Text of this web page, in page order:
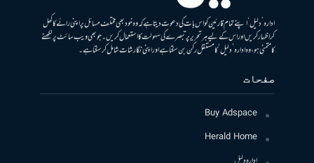
ادارہ ’دلیل‘ اپنے تمام قارئین کو اس بات کی دعوت دیتا ہے کہ وہ خود بھی مختلف مسائل پر اپنی رائے کا کھل
کر اظہار کریں اور اس کے لیے ہر تحریر پر تبصرے کی سہولت کا استعمال کریں۔ جو بھی ویب سائٹ پر لکھنے
کا متمنی ہو، وہ ادارہ ’دلیل‘ کا مستقل رکن بن سکتا ہے اور اپنی نگارشات شامل کرسکتا ہے۔
صفحات
Buy Adspace
Herald Home